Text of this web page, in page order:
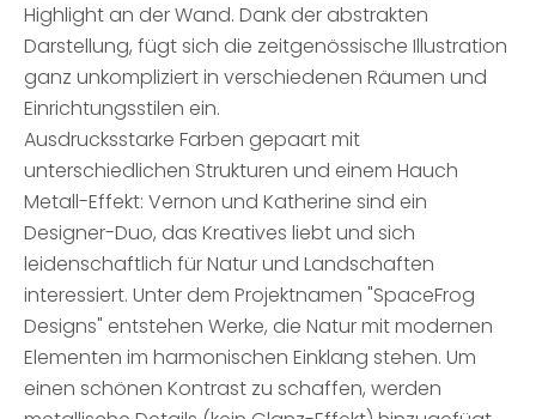
Highlight an der Wand. Dank der abstrakten
Darstellung, fügt sich die zeitgenössische Illustration
ganz unkompliziert in verschiedenen Räumen und
Einrichtungsstilen ein.
Ausdrucksstarke Farben gepaart mit
unterschiedlichen Strukturen und einem Hauch
Metall-Effekt: Vernon und Katherine sind ein
Designer-Duo, das Kreatives liebt und sich
leidenschaftlich für Natur und Landschaften
interessiert. Unter dem Projektnamen "SpaceFrog
Designs" entstehen Werke, die Natur mit modernen
Elementen im harmonischen Einklang stehen. Um
einen schönen Kontrast zu schaffen, werden